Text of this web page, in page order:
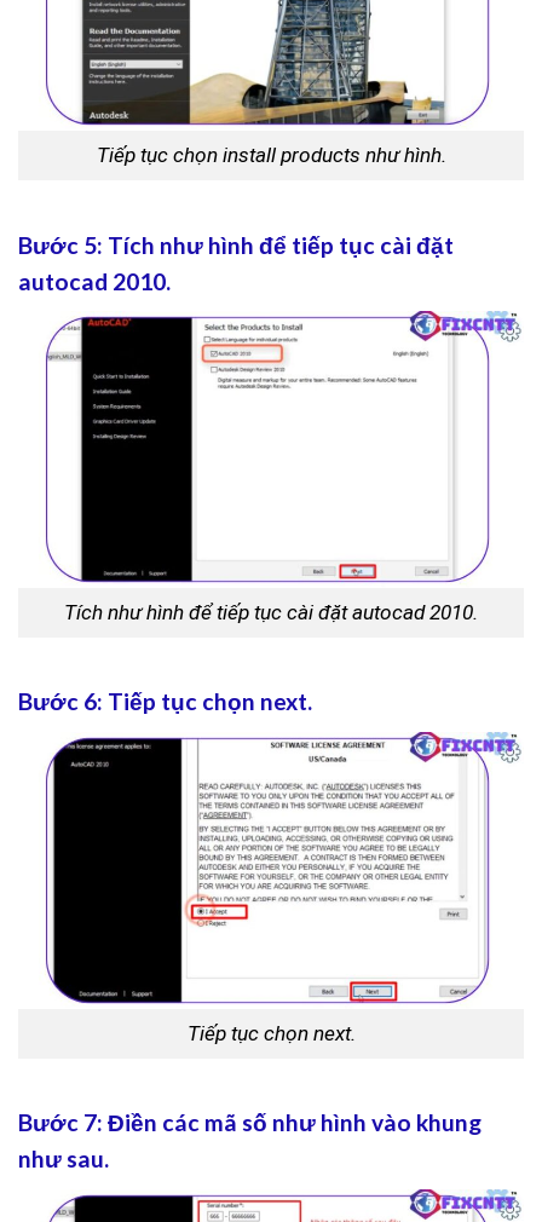
Tiếp tục chọn install products như hình.
Bước 5: Tích như hình để tiếp tục cài đặt
autocad 2010.
Tích như hình để tiếp tục cài đặt autocad 2010.
Bước 6: Tiếp tục chọn next.
Tiếp tục chọn next.
Bước 7: Điền các mã số như hình vào khung
như sau.